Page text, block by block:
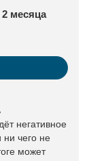
2 месяца
негативное
ни чего не
может